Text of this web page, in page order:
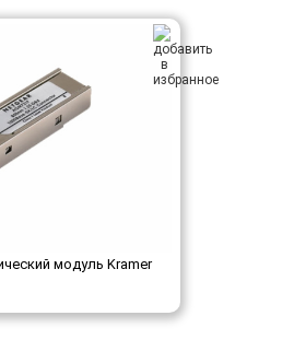
модуль Kramer